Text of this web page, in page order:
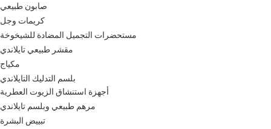
صابون طبيعي
كريمات وجل
مستحضرات التجميل المضادة للشيخوخة
مقشر طبيعي تايلاندي
مكياج
بلسم التدليك التايلاندي
أجهزة استنشاق الزيوت العطرية
مرهم طبيعي وبلسم تايلاندي
تبييض البشرة